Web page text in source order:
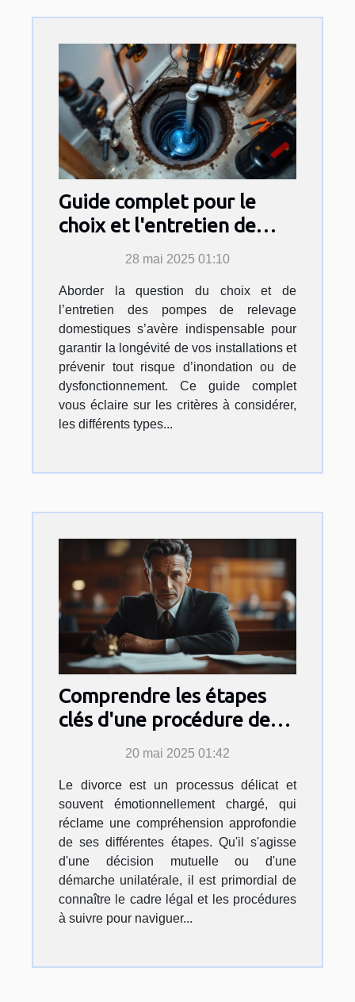
Guide complet pour le
choix et l'entretien de
pompes de relevage
28 mai 2025 01:10
Aborder la question du choix et de
l’entretien des pompes de relevage
domestiques s’avère indispensable pour
garantir la longévité de vos installations et
prévenir tout risque d’inondation ou de
dysfonctionnement. Ce guide complet
vous éclaire sur les critères à considérer,
les différents types...
Comprendre les étapes
clés d'une procédure de
20 mai 2025 01:42
Le divorce est un processus délicat et
souvent émotionnellement chargé, qui
réclame une compréhension approfondie
de ses différentes étapes. Qu'il s'agisse
d'une décision mutuelle ou d'une
démarche unilatérale, il est primordial de
connaître le cadre légal et les procédures
à suivre pour naviguer...